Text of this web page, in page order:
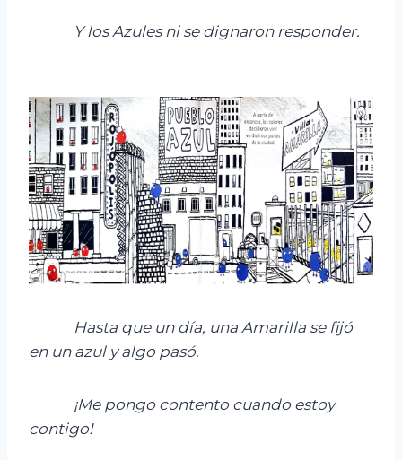
Y los Azules ni se dignaron responder.
Hasta que un día, una Amarilla se fijó
en un azul yalgo pasó.
¡Me pongo contento cuando estoy
contigo!